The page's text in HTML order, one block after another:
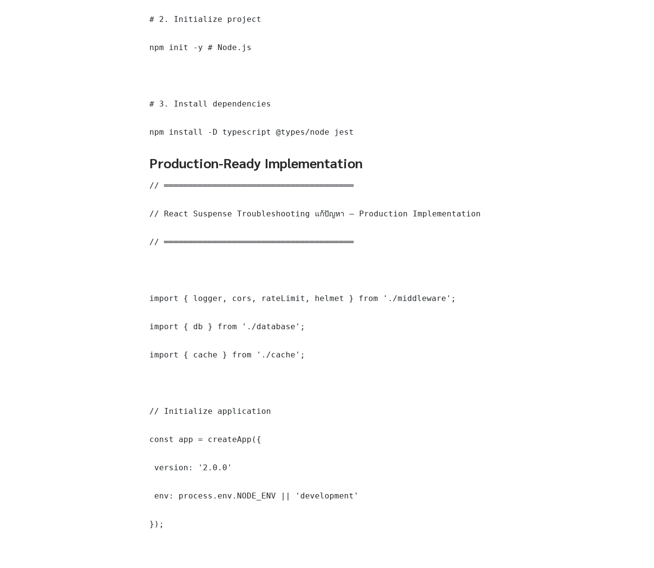
# 2. Initialize project
npm init -y # Node.js
# 3. Install dependencies
npm install -D typescript @types/node jest
Production-Ready Implementation
// ═══════════════════════════════════════
// React Suspense Troubleshooting แก้ปัญหา — Production Implementation
// ═══════════════════════════════════════
import { logger, cors, rateLimit, helmet } from './middleware';
import { db } from './database';
import { cache } from './cache';
// Initialize application
const app = createApp({
version: '2.0.0'
env: process.env.NODE_ENV || 'development'
});